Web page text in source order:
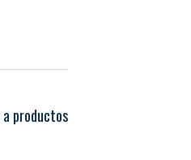
productos